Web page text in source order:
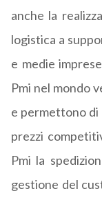
anche la
logistica a
e medie
Pmi nel mondo
e permettono di
prezzi
Pmi la
gestione del